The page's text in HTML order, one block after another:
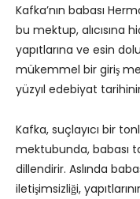
Kafka’nın babası
bu mektup, alıcısına
yapıtlarına ve esin
mükemmel bir giriş
yüzyıl edebiyat
Kafka, suçlayıcı bir
mektubunda, babası
dillendirir. Aslında
iletişimsizliği,